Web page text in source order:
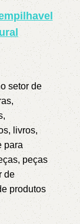
setor de
livros,
para
peças
de
produtos